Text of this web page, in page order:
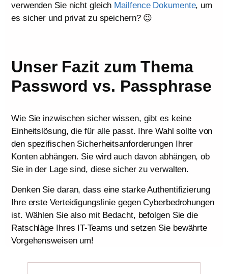
verwenden Sie nicht gleich Mailfence Dokumente, um
es sicher und privat zu speichern? 😉
Unser Fazit zum Thema
Password vs. Passphrase
Wie Sie inzwischen sicher wissen, gibt es keine
Einheitslösung, die für alle passt. Ihre Wahl sollte von
den spezifischen Sicherheitsanforderungen Ihrer
Konten abhängen. Sie wird auch davon abhängen, ob
Sie in der Lage sind, diese sicher zu verwalten.
Denken Sie daran, dass eine starke Authentifizierung
Ihre erste Verteidigungslinie gegen Cyberbedrohungen
ist. Wählen Sie also mit Bedacht, befolgen Sie die
Ratschläge Ihres IT-Teams und setzen Sie bewährte
Vorgehensweisen um!